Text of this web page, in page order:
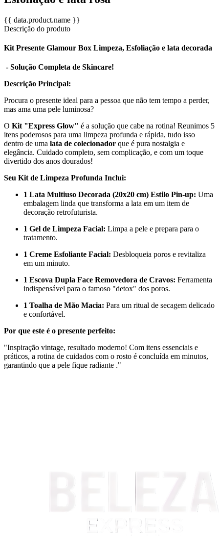
{{ data.product.name }}
Descrição do produto
Kit Presente Glamour Box Limpeza, Esfoliação e lata decorada
- Solução Completa de Skincare!
Descrição Principal:
Procura o presente ideal para a pessoa que não tem tempo a perder,
mas ama uma pele luminosa?
O Kit "Express Glow" é a solução que cabe na rotina! Reunimos 5
itens poderosos para uma limpeza profunda e rápida, tudo isso
dentro de uma lata de colecionador que é pura nostalgia e
elegância. Cuidado completo, sem complicação, e com um toque
divertido dos anos dourados!
Seu Kit de Limpeza Profunda Inclui:
1 Lata Multiuso Decorada (20x20 cm) Estilo Pin-up: Uma
embalagem linda que transforma a lata em um item de
decoração retrofuturista.
1 Gel de Limpeza Facial: Limpa a pele e prepara para o
tratamento.
1 Creme Esfoliante Facial: Desbloqueia poros e revitaliza
em um minuto.
1 Escova Dupla Face Removedora de Cravos: Ferramenta
indispensável para o famoso "detox" dos poros.
1 Toalha de Mão Macia: Para um ritual de secagem delicado
e confortável.
Por que este é o presente perfeito:
"Inspiração vintage, resultado moderno! Com itens essenciais e
práticos, a rotina de cuidados com o rosto é concluída em minutos,
garantindo que a pele fique radiante ."